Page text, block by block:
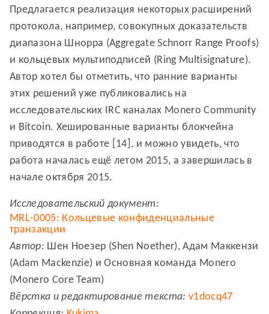
Предлагается реализация некоторых расширений
протокола, например, совокупных доказательств
диапазона Шнорра (Aggregate Schnorr Range Proofs)
и кольцевых мультиподписей (Ring Multisignature).
Автор хотел бы отметить, что ранние варианты
этих решений уже публиковались на
исследовательских IRC каналах Monero Community
и Bitcoin. Хешированные варианты блокчейна
приводятся в работе [14], и можно увидеть, что
работа началась ещё летом 2015, а завершилась в
начале октября 2015.
Исследовательский документ:
MRL-0005: Кольцевые конфиденциальные
транзакции
Автор: Шен Ноезер (Shen Noether), Адам Маккензи
(Adam Mackenzie) и Основная команда Monero
(Monero Core Team)
Вёрстка и редактирование текста: v1docq47